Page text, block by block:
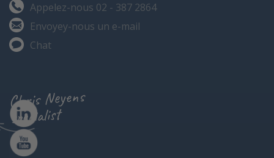
Appelez-nous 02 - 387 2864
Envoyey-nous un e-mail
Chat
Chris Neyens
specialist